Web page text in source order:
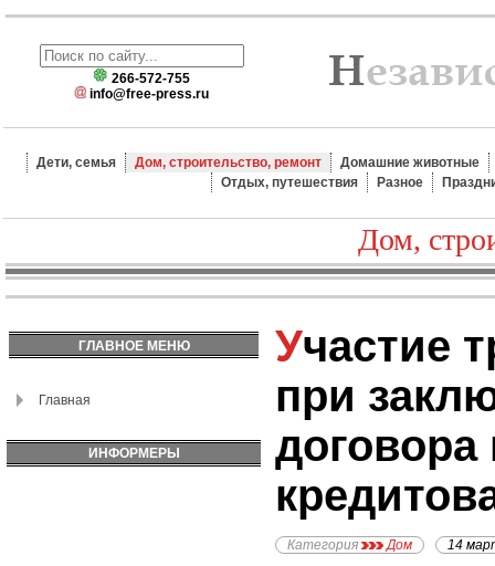
266-572-755
info@free-press.ru
Дети, семья Дом, строительство, ремонт
Домашние животные
Отдых, путешествия
Разное
Дом,
ГЛАВНОЕ МЕНЮ
Главная
ИНФОРМЕРЫ
Участие третьих лиц
при
договора
Категория Дом 14